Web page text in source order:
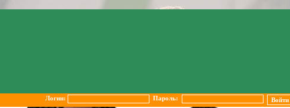
Логин: Пароль: